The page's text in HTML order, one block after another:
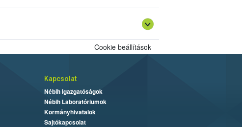
kell szerepeltetni „Dipteryx alatapörkölt diója
Cookie beállítások
Kapcsolat
Nébih Igazgatóságok
Nébih Laboratóriumok
Kormányhivatalok
Sajtókapcsolat